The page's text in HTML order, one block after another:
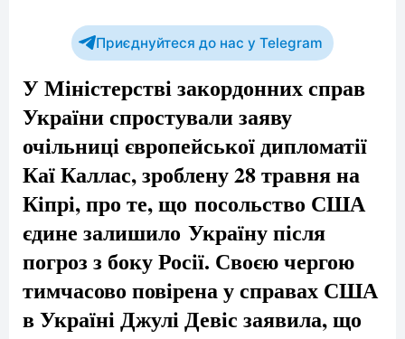
Приєднуйтеся до нас у Telegram
У Міністерстві закордонних справ
України спростували заяву
очільниці європейської дипломатії
Каї Каллас, зроблену 28 травня на
Кіпрі, про те, що посольство США
єдине залишило Україну після
погроз з боку Росії. Своєю чергою
тимчасово повірена у справах США
в Україні Джулі Девіс заявила, що